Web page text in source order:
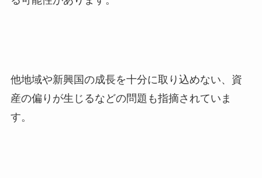
他地域や新興国の成長を十分に取り込めない、資
産の偏りが生じるなどの問題も指摘されていま
す。